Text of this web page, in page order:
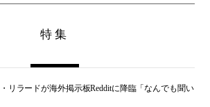
特集
リラードが海外掲示板Redditに降臨「なんでも聞い